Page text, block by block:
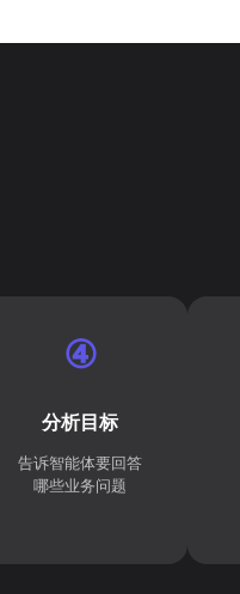
④
分析目标
告诉智能体要回答
哪些业务问题